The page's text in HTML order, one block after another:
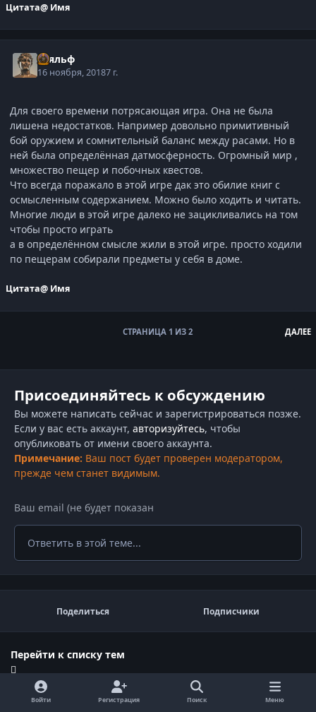
Цитата@ Имя
Тьяльф
16 ноября, 20187 г.
Для своего времени потрясающая игра. Она не была
лишена недостатков. Например довольно примитивный
бой оружием и сомнительный баланс между расами. Но в
ней была определённая датмосферность. Огромный мир ,
множество пещер и побочных квестов.
Что всегда поражало в этой игре дак это обилие книг с
осмысленным содержанием. Можно было ходить и читать.
Многие люди в этой игре далеко не зацикливались на том
чтобы просто играть
а в определённом смысле жили в этой игре. просто ходили
по пещерам собирали предметы у себя в доме.
Цитата@ Имя
ДАЛЕЕ
СТРАНИЦА 1 ИЗ 2
Присоединяйтесь к обсуждению
Вы можете написать сейчас и зарегистрироваться позже.
Если у вас есть аккаунт, авторизуйтесь, чтобы
опубликовать от имени своего аккаунта.
Примечание: Ваш пост будет проверен модератором,
прежде чем станет видимым.
Ответить в этой теме...
Поделиться Подписчики
Перейти к списку тем
Войти Регистрация Поиск Меню